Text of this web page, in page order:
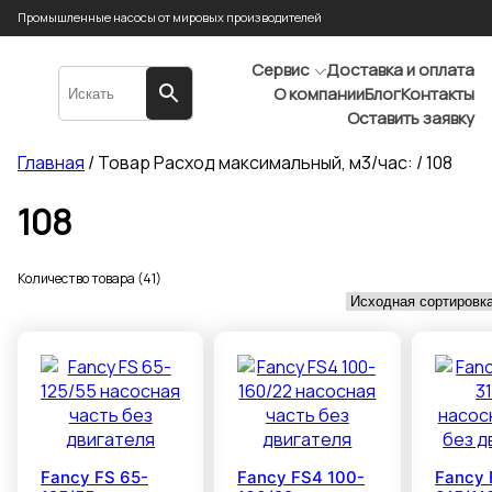
Промышленные насосы от мировых производителей
Сервис
Доставка и оплата
О компанииБлогКонтакты
Оставить заявку
Главная / Товар Расход максимальный, м3/час: / 108
108
Количество товара (41)
Fancy FS 65-
Fancy FS4 100-
Fancy